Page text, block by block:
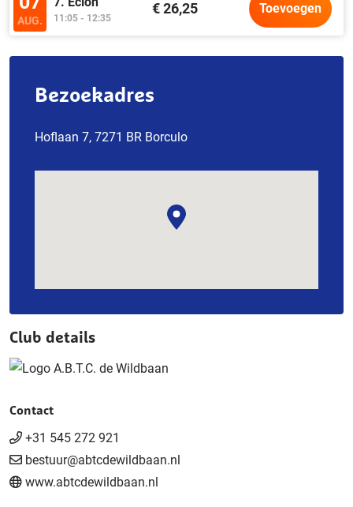
AUG. 11:05 - 12:35
€ 26,25 Toevoegen
Bezoekadres
Hoflaan 7, 7271 BR Borculo
Club details
Contact
+31 545 272 921
bestuur@abtcdewildbaan.nl
www.abtcdewildbaan.nl